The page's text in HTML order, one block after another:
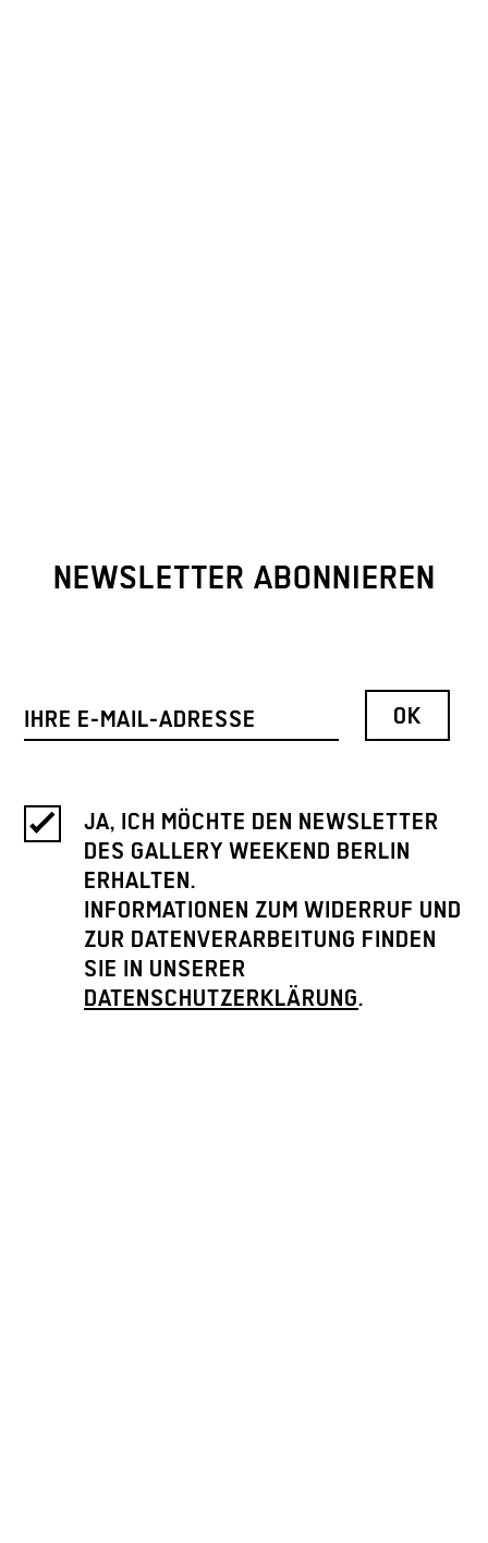
NEWSLETTER ABONNIEREN
JA, ICH MÖCHTE DEN NEWSLETTER
DES GALLERY WEEKEND BERLIN
ERHALTEN.
INFORMATIONEN ZUM WIDERRUF UND
ZUR DATENVERARBEITUNG FINDEN
SIE IN UNSERER
DATENSCHUTZERKLÄRUNG.